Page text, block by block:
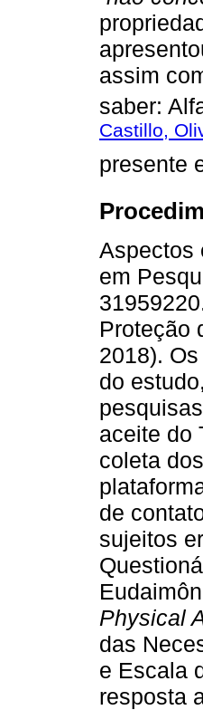
assim
saber:
Castillo,
presente
Aspectos
em
Proteção
2018).
do
aceite do
coleta
de
sujeitos
Physical
das
e Escala
resposta